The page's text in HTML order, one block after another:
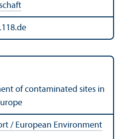
of contaminated sites in
/ European Environment